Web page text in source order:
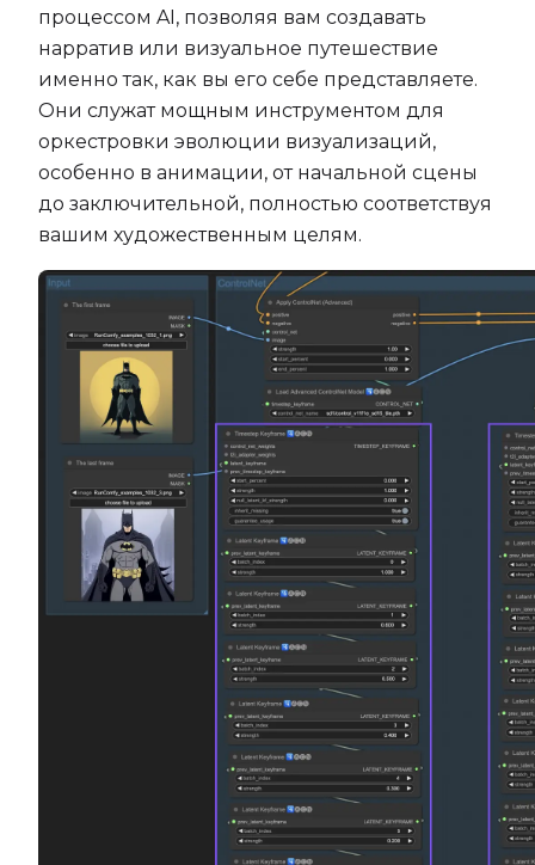
процессом AI, позволяя вам создавать
нарратив или визуальное путешествие
именно так, как вы его себе представляете.
Они служат мощным инструментом для
оркестровки эволюции визуализаций,
особенно в анимации, от начальной сцены
до заключительной, полностью соответствуя
вашим художественным целям.